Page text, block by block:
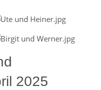
2025